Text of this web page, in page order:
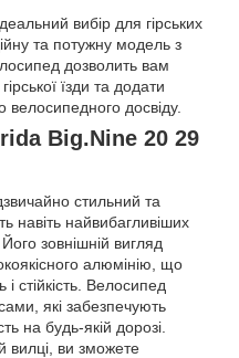
вибір для гірських
та потужну модель з
дозволить вам
їзди та додати
велосипедного досвіду.
Big.Nine 20 29
стильний та
навіть найвибагливіших
зовнішній вигляд
алюмінію, що
стійкість. Велосипед
які забезпечують
на будь-якій дорозі.
вилці, ви зможете